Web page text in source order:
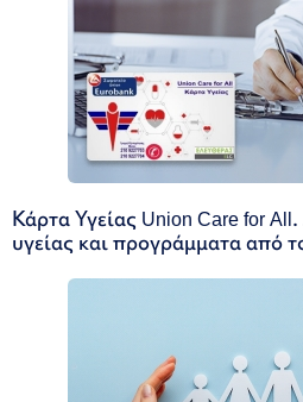
Κάρτα Υγείας Union Care for
υγείας και προγράμματα από